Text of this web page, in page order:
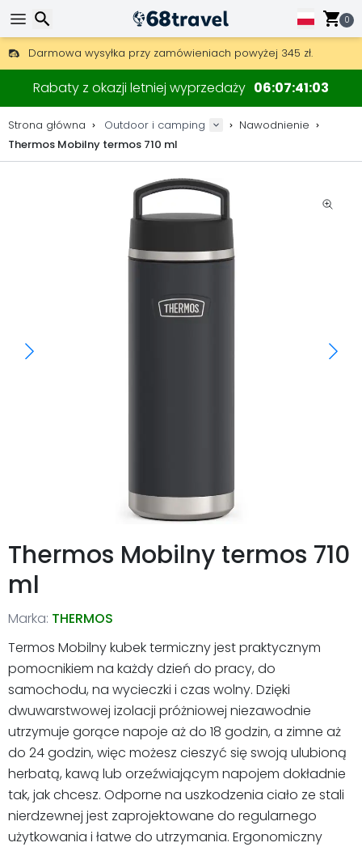
0
Darmowa wysyłka przy zamówieniach powyżej 345 zł.
30 dni na zwrot, 90 dni na drewniane mapy i dekoracje.
Najlepsze ceny na sprzęt outdoorowy i akcesoria.
Rabaty z okazji letniej wyprzedaży 06 07 41 02
Strona główna Outdoor i camping
Nawodnienie
Thermos Mobilny termos 710 ml
Thermos Mobilny termos 710
ml
Marka: THERMOS
Termos Mobilny kubek termiczny jest praktycznym
pomocnikiem na każdy dzień do pracy, do
samochodu, na wycieczki i czas wolny. Dzięki
dwuwarstwowej izolacji próżniowej niezawodnie
utrzymuje gorące napoje aż do 18 godzin, a zimne aż
do 24 godzin, więc możesz cieszyć się swoją ulubioną
herbatą, kawą lub orzeźwiającym napojem dokładnie
tak, jak chcesz. Odporne na uszkodzenia ciało ze stali
nierdzewnej jest zaprojektowane do regularnego
użytkowania i łatwe do utrzymania. Ergonomiczny
Wyszukaj
Wyszukaj